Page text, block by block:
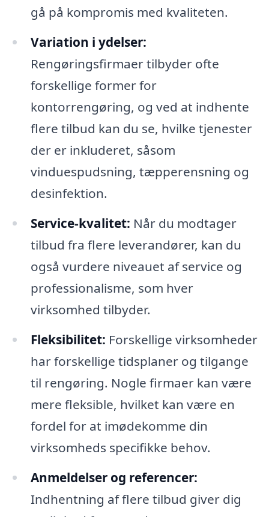
gå på kompromis med kvaliteten.
Variation i ydelser:
Rengøringsfirmaer tilbyder ofte
forskellige former for
kontorrengøring, og ved at indhente
flere tilbud kan du se, hvilke tjenester
der er inkluderet, såsom
vinduespudsning, tæpperensning og
desinfektion.
Service-kvalitet: Når du modtager
tilbud fra flere leverandører, kan du
også vurdere niveauet af service og
professionalisme, som hver
virksomhed tilbyder.
Fleksibilitet: Forskellige virksomheder
har forskellige tidsplaner og tilgange
til rengøring. Nogle firmaer kan være
mere fleksible, hvilket kan være en
fordel for at imødekomme din
virksomheds specifikke behov.
Anmeldelser og referencer:
Indhentning af flere tilbud giver dig